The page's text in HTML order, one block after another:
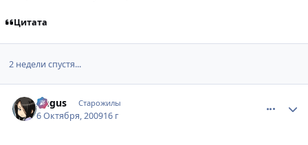
Цитата
2 недели спустя...
Angus Старожилы
6 Октября, 200916 г